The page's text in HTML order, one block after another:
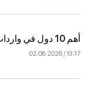
أهم 10 دول في واردات أوزبكستان
13:17 / 02.08.2026